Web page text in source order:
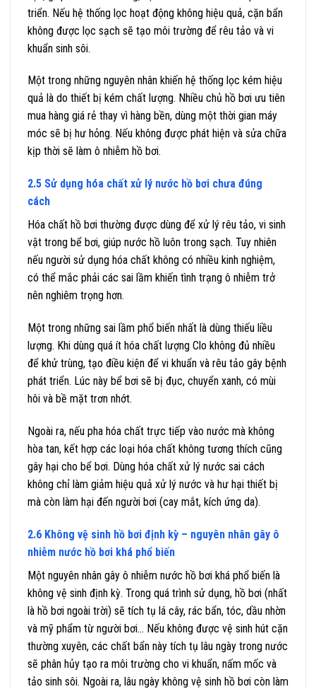
triển. Nếu hệ thống lọc hoạt động không hiệu quả, cặn bẩn
không được lọc sạch sẽ tạo môi trường để rêu tảo và vi
khuẩn sinh sôi.
Một trong những nguyên nhân khiến hệ thống lọc kém hiệu
quả là do thiết bị kém chất lượng. Nhiều chủ hồ bơi ưu tiên
mua hàng giá rẻ thay vì hàng bền, dùng một thời gian máy
móc sẽ bị hư hỏng. Nếu không được phát hiện và sửa chữa
kịp thời sẽ làm ô nhiễm hồ bơi.
2.5 Sử dụng hóa chất xử lý nước hồ bơi chưa đúng
cách
Hóa chất hồ bơi thường được dùng để xử lý rêu tảo, vi sinh
vật trong bể bơi, giúp nước hồ luôn trong sạch. Tuy nhiên
nếu người sử dụng hóa chất không có nhiều kinh nghiệm,
có thể mắc phải các sai lầm khiến tình trạng ô nhiễm trở
nên nghiêm trọng hơn.
Một trong những sai lầm phổ biến nhất là dùng thiếu liều
lượng. Khi dùng quá ít hóa chất lượng Clo không đủ nhiều
để khử trùng, tạo điều kiện để vi khuẩn và rêu tảo gây bệnh
phát triển. Lúc này bể bơi sẽ bị đục, chuyển xanh, có mùi
hôi và bề mặt trơn nhớt.
Ngoài ra, nếu pha hóa chất trực tiếp vào nước mà không
hòa tan, kết hợp các loại hóa chất không tương thích cũng
gây hại cho bể bơi. Dùng hóa chất xử lý nước sai cách
không chỉ làm giảm hiệu quả xử lý nước và hư hại thiết bị
mà còn làm hại đến người bơi (cay mắt, kích ứng da).
2.6 Không vệ sinh hồ bơi định kỳ – nguyên nhân gây ô
nhiễm nước hồ bơi khá phổ biến
Một nguyên nhân gây ô nhiễm nước hồ bơi khá phổ biến là
không vệ sinh định kỳ. Trong quá trình sử dụng, hồ bơi (nhất
là hồ bơi ngoài trời) sẽ tích tụ lá cây, rác bẩn, tóc, dầu nhờn
và mỹ phẩm từ người bơi… Nếu không được vệ sinh hút cặn
thường xuyên, các chất bẩn này tích tụ lâu ngày trong nước
sẽ phân hủy tạo ra môi trường cho vi khuẩn, nấm mốc và
tảo sinh sôi. Ngoài ra, lâu ngày không vệ sinh hồ bơi còn làm